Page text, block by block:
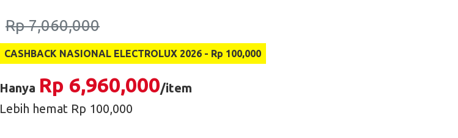
Rp 7,060,000
CASHBACK NASIONAL ELECTROLUX 2026 - Rp 100,000
Hanya Rp 6,960,000/item
Lebih hemat Rp 100,000